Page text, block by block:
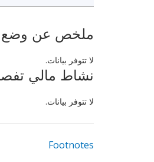
ملخص عن وضع
لا تتوفر بيانات.
نشاط مالي تفصيلي في
لا تتوفر بيانات.
Footnotes